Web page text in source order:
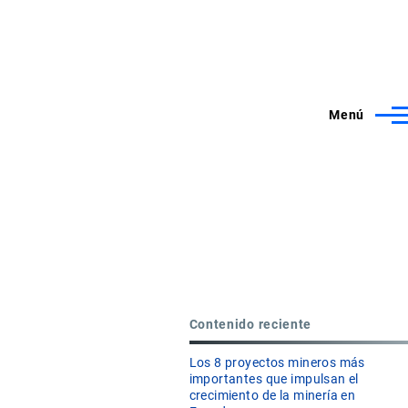
Menú
Contenido reciente
Los 8 proyectos mineros más
importantes que impulsan el
crecimiento de la minería en